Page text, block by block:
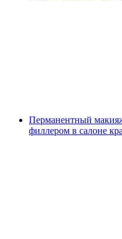
Перманентный
филлером в салоне